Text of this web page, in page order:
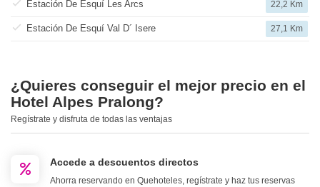
Estación De Esquí Les Arcs 22,2 Km
Estación De Esquí Val D´ Isere 27,1 Km
¿Quieres conseguir el mejor precio en el
Hotel Alpes Pralong?
Regístrate y disfruta de todas las ventajas
Accede a descuentos directos
Ahorra reservando en Quehoteles, regístrate y haz tus reservas